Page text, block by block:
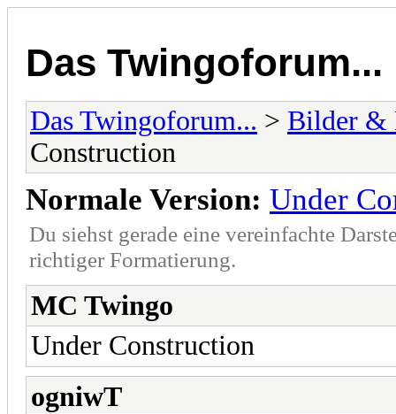
Das Twingoforum...
Das Twingoforum... > Bilder &
Construction
Normale Version: Under
Du siehst gerade eine vereinfachte
richtiger Formatierung.
MC Twingo
Under Construction
ogniwT